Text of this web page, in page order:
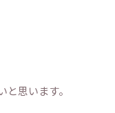
と思います。